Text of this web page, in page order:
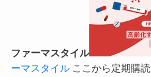
ファーマスタイル
ーマスタイル ここから定期購